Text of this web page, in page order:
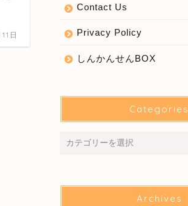
日
Contact Us
Privacy Policy
しんかんせんBOX
Categories
Archives